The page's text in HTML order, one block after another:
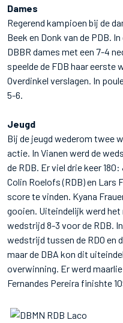
Dames
Regerend kampioen bij de
Beek en Donk van de PDB.
DBBR dames met een 7-4
speelde de FDB haar eerste
Overdinkel verslagen. In
5-6.
Jeugd
Bij de jeugd wederom twee
actie. In Vianen werd de
de RDB. Er viel drie keer
Colin Roelofs (RDB) en Lars
score te vinden. Kyana
gooien. Uiteindelijk werd
wedstrijd 8-3 voor de RDB.
wedstrijd tussen de RDO en
maar de DBA kon dit
overwinning. Er werd
Fernandes Pereira finishte